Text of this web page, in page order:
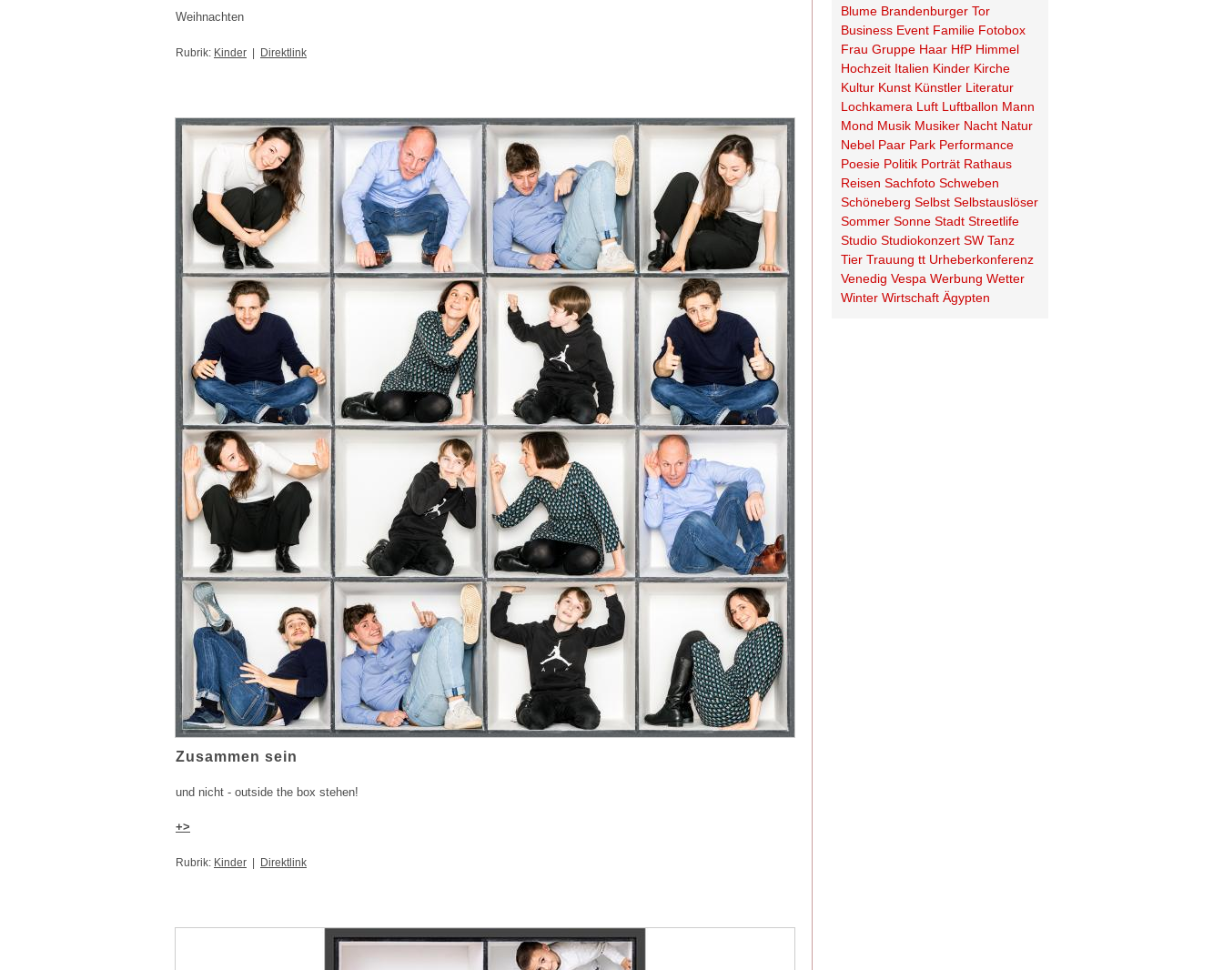
Weihnachten
Rubrik: Kinder Direktlink
Zusammen sein
und nicht - outside the box stehen!
+>
Rubrik: Kinder Direktlink
Blume Brandenburger Tor
Business Event Familie Fotobox
Frau Gruppe Haar HfP Himmel
Hochzeit Italien Kinder Kirche
Kultur Kunst Künstler Literatur
Lochkamera Luft Luftballon Mann
Mond Musik Musiker Nacht Natur
Nebel Paar Park Performance
Poesie Politik Porträt Rathaus
Reisen Sachfoto Schweben
Schöneberg Selbst Selbstauslöser
Sommer Sonne Stadt Streetlife
Studio Studiokonzert SW Tanz
Tier Trauung tt Urheberkonferenz
Venedig Vespa Werbung Wetter
Winter Wirtschaft Ägypten